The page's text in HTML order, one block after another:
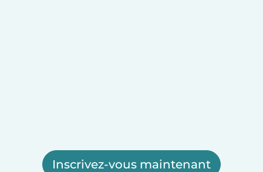
Inscrivez-vous maintenant